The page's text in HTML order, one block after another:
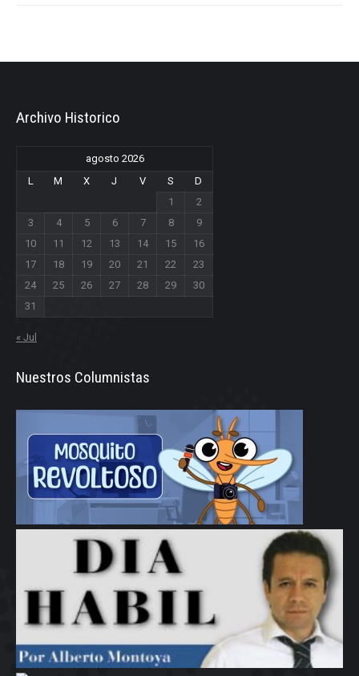
Archivo Historico
agosto 2026
L
M X J V S
D
1
2
3
4 5 6 7 8
9
10
11 12 13 14 15
16
17
18 19 20 21 22
23
24
25 26 27 28 29
30
31
« Jul
Nuestros Columnistas